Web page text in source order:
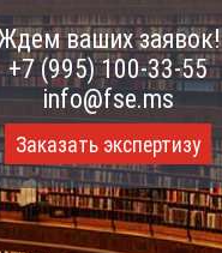
ваших заявок!
+7 (995) 100-33-55
info@fse.ms
Заказать экспертизу